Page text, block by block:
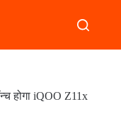
होगा iQOO Z11x